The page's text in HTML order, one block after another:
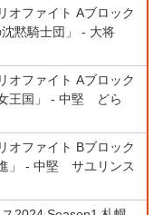
オファイト Aブロック
黙騎士団」 - 大将
オファイト Aブロック
王国」 - 中堅 どら
オファイト Bブロック
」 - 中堅 サユリンス